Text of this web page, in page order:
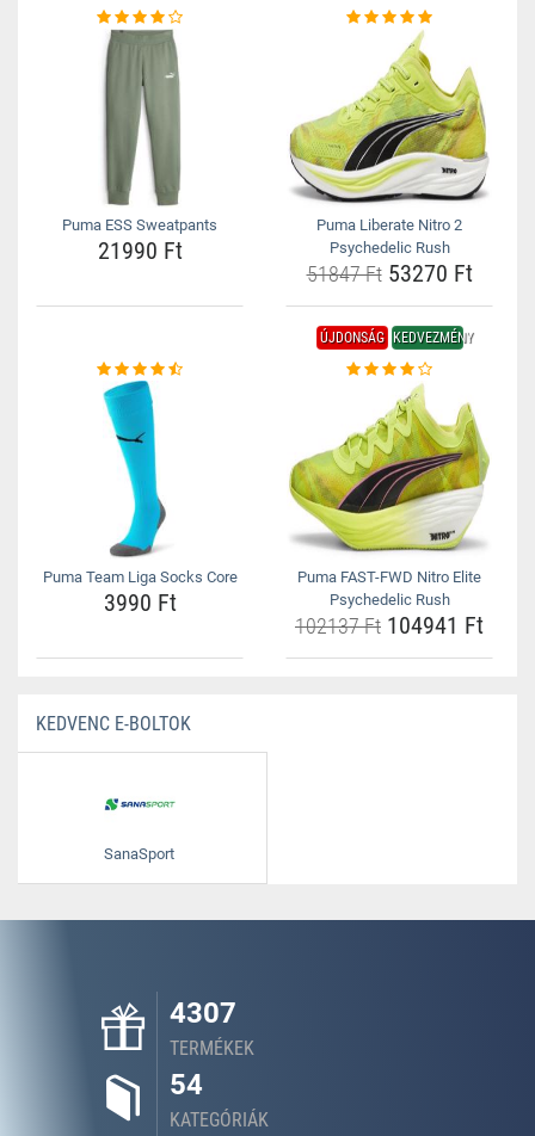
Puma ESS Sweatpants
21990 Ft
Puma Liberate Nitro 2
Psychedelic Rush
51847 Ft53270 Ft
Puma Team Liga Socks Core
3990 Ft
ÚJDONSÁG KEDVEZMÉNY
Puma FAST-FWD Nitro Elite
Psychedelic Rush
102137 Ft 104941 Ft
KEDVENC E-BOLTOK
SanaSport
4307
TERMÉKEK
54
KATEGÓRIÁK